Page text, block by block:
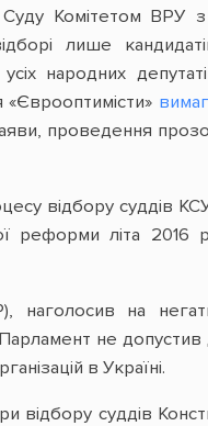
Суду Комітетом ВРУ
лише
народних
проведення
відбору суддів
реформи літа 2016
наголосив на
не допустив
в Україні.
суддів